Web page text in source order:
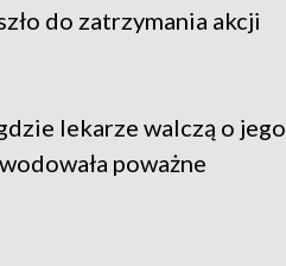
do zatrzymania akcji
lekarze walczą o jego
poważne